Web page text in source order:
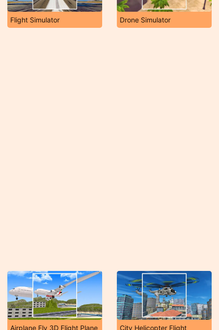
Flight Simulator Drone Simulator
Airplane Fly 3D Flight Plane City Helicopter Flight